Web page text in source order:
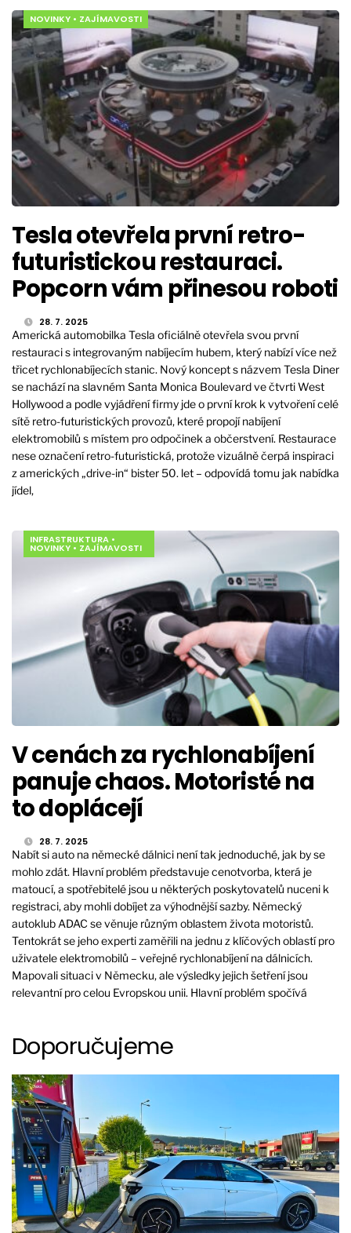
NOVINKY • ZAJÍMAVOSTI
Tesla otevřela první retro-
futuristickou restauraci.
Popcorn vám přinesou roboti
28. 7. 2025
Americká automobilka Tesla oficiálně otevřela svou první
restauraci s integrovaným nabíjecím hubem, který nabízí více než
třicet rychlonabíjecích stanic. Nový koncept s názvem Tesla Diner
se nachází na slavném Santa Monica Boulevard ve čtvrti West
Hollywood a podle vyjádření firmy jde o první krok k vytvoření celé
sítě retro-futuristických provozů, které propojí nabíjení
elektromobilů s místem pro odpočinek a občerstvení. Restaurace
nese označení retro-futuristická, protože vizuálně čerpá inspiraci
z amerických „drive-in“ bister 50. let – odpovídá tomu jak nabídka
jídel,
INFRASTRUKTURA •
NOVINKY • ZAJÍMAVOSTI
V cenách za rychlonabíjení
panuje chaos. Motoristé na
to doplácejí
28. 7. 2025
Nabít si auto na německé dálnici není tak jednoduché, jak by se
mohlo zdát. Hlavní problém představuje cenotvorba, která je
matoucí, a spotřebitelé jsou u některých poskytovatelů nuceni k
registraci, aby mohli dobíjet za výhodnější sazby. Německý
autoklub ADAC se věnuje různým oblastem života motoristů.
Tentokrát se jeho experti zaměřili na jednu z klíčových oblastí pro
uživatele elektromobilů – veřejné rychlonabíjení na dálnicích.
Mapovali situaci v Německu, ale výsledky jejich šetření jsou
relevantní pro celou Evropskou unii. Hlavní problém spočívá
Doporučujeme